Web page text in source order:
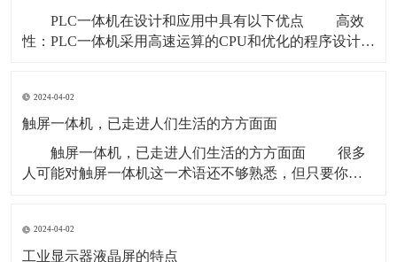
PLC一体机在设计和应用中具有以下优点 高效
性：PLC一体机采用高速运算的CPU和优化的程序设计，
试，具有高可靠性和高稳定性，能够在恶劣的工业环境
中稳定运行。 可编程性：PL
2024-04-02
触屏一体机，已走进人们生活的方方面面
触屏一体机，已走进人们生活的方方面面 很多
人可能对触屏一体机这一术语还不够熟悉，但只要你仔
触屏一体机 上班族不再需要拿笔签到，只需在
考勤机的触摸屏前轻轻点击，记录按时上下班
2024-04-02
工业显示器液晶屏的特点